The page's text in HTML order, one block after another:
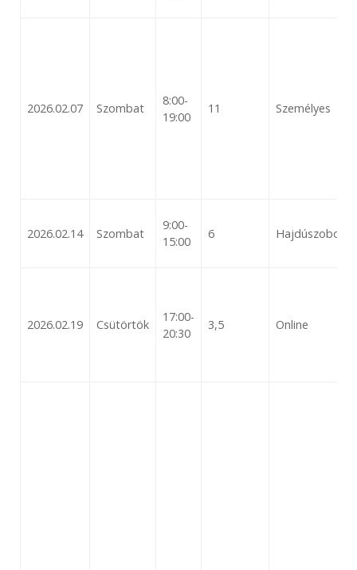
2026.02.07 Szombat
8:00-
19:00
11 Személyes
2026.02.14 Szombat
9:00-
15:00
6
2026.02.19 Csütörtök
17:00-
20:30
3,5 Online